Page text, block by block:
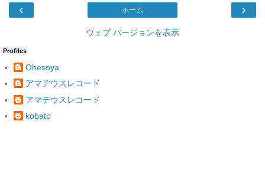
‹ ›
ホーム
ウェブ バージョンを表示
Profiles
Ohesoya
アマデウスレコード
アマデウスレコード
kobato